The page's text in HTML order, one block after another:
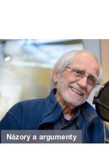
Názory a argumenty